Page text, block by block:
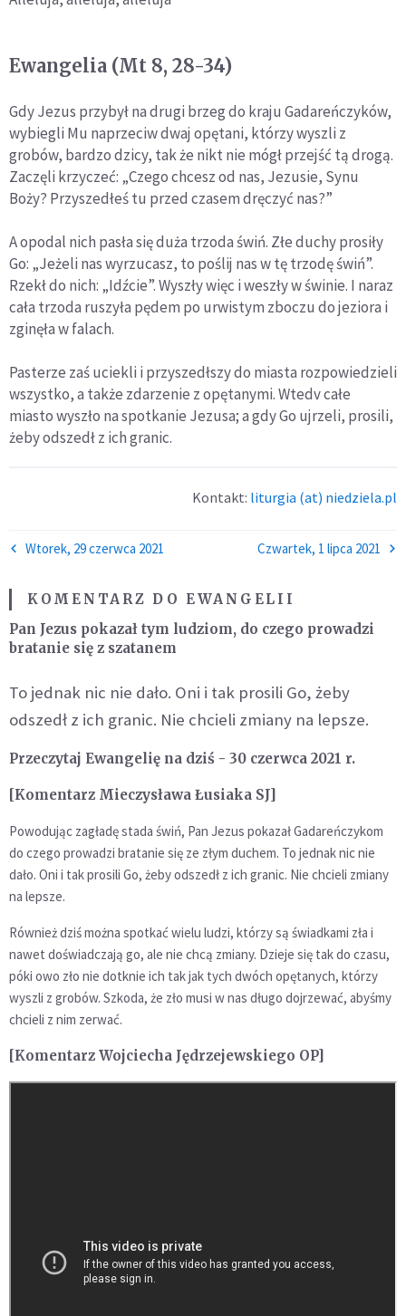
Ewangelia (Mt 8, 28-34)
Gdy Jezus przybył na drugi brzeg do kraju Gadareńczyków,
wybiegli Mu naprzeciw dwaj opętani, którzy wyszli z
grobów, bardzo dzicy, tak że nikt nie mógł przejść tą drogą.
Zaczęli krzyczeć: „Czego chcesz od nas, Jezusie, Synu
Boży? Przyszedłeś tu przed czasem dręczyć nas?”
A opodal nich pasła się duża trzoda świń. Złe duchy prosiły
Go: „Jeżeli nas wyrzucasz, to poślij nas w tę trzodę świń”.
Rzekł do nich: „Idźcie”. Wyszły więc i weszły w świnie. I naraz
cała trzoda ruszyła pędem po urwistym zboczu do jeziora i
zginęła w falach.
Pasterze zaś uciekli i przyszedłszy do miasta rozpowiedzieli
wszystko, a także zdarzenie z opętanymi. Wtedv całe
miasto wyszło na spotkanie Jezusa; a gdy Go ujrzeli, prosili,
żeby odszedł z ich granic.
Kontakt: liturgia (at) niedziela.pl
Wtorek, 29 czerwca 2021 Czwartek, 1 lipca 2021
KOMENTARZ DO EWANGELII
Pan Jezus pokazał tym ludziom, do czego prowadzi
bratanie się z szatanem
To jednak nic nie dało. Oni i tak prosili Go, żeby
odszedł z ich granic. Nie chcieli zmiany na lepsze.
Przeczytaj Ewangelię na dziś - 30 czerwca 2021 r.
[Komentarz Mieczysława Łusiaka SJ]
Powodując zagładę stada świń, Pan Jezus pokazał Gadareńczykom
do czego prowadzi bratanie się ze złym duchem. To jednak nic nie
dało. Oni i tak prosili Go, żeby odszedł z ich granic. Nie chcieli zmiany
na lepsze.
Również dziś można spotkać wielu ludzi, którzy są świadkami zła i
nawet doświadczają go, ale nie chcą zmiany. Dzieje się tak do czasu,
póki owo zło nie dotknie ich tak jak tych dwóch opętanych, którzy
wyszli z grobów. Szkoda, że zło musi w nas długo dojrzewać, abyśmy
chcieli z nim zerwać.
[Komentarz Wojciecha Jędrzejewskiego OP]